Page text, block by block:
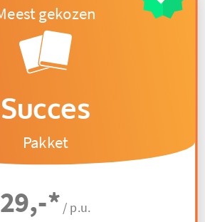
Succes
Pakket
29,-* / p.u.